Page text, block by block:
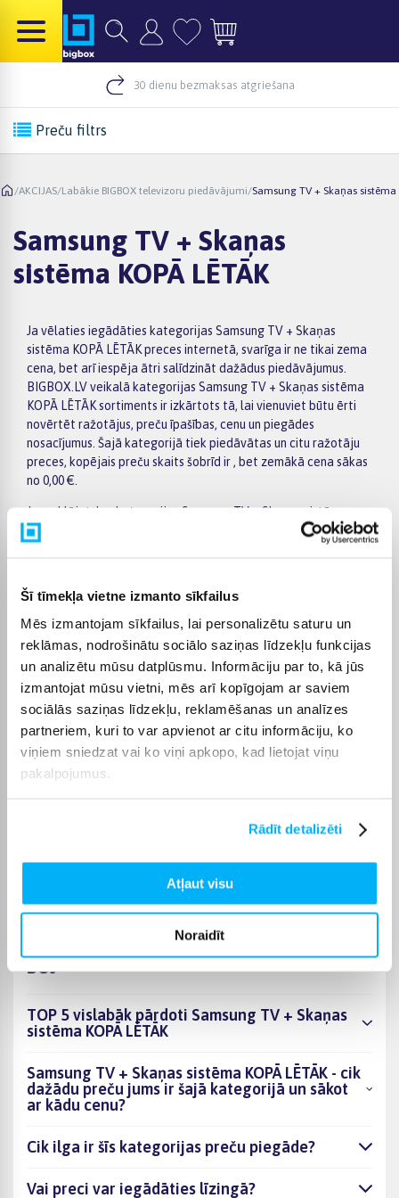
Šī tīmekļa vietne izmanto sīkfailus
Mēs izmantojam sīkfailus, lai personalizētu saturu un
reklāmas, nodrošinātu sociālo saziņas līdzekļu funkcijas
un analizētu mūsu datplūsmu. Informāciju par to, kā jūs
izmantojat mūsu vietni, mēs arī kopīgojam ar saviem
sociālās saziņas līdzekļu, reklamēšanas un analīzes
partneriem, kuri to var apvienot ar citu informāciju, ko
viņiem sniedzat vai ko viņi apkopo, kad lietojat viņu
pakalpojumus.
Rādīt detalizēti
Atļaut visu
Noraidīt
30 dienu bezmaksas atgriešana
Preču filtrs
/AKCIJAS/Labākie BIGBOX televizoru piedāvājumi/Samsung TV + Skaņas sistēma
Samsung TV + Skaņas
sistēma KOPĀ LĒTĀK
Ja vēlaties iegādāties kategorijas Samsung TV + Skaņas
sistēma KOPĀ LĒTĀK preces internetā, svarīga ir ne tikai zema
cena, bet arī iespēja ātri salīdzināt dažādus piedāvājumus.
BIGBOX.LV veikalā kategorijas Samsung TV + Skaņas sistēma
KOPĀ LĒTĀK sortiments ir izkārtots tā, lai vienuviet būtu ērti
novērtēt ražotājus, preču īpašības, cenu un piegādes
nosacījumus. Šajā kategorijā tiek piedāvātas un citu ražotāju
preces, kopējais preču skaits šobrīd ir , bet zemākā cena sākas
no 0,00 €.
Ja meklējat, kur kategorijas Samsung TV + Skaņas sistēma
KOPĀ LĒTĀK preces iegādāties lētāk, ir vērts regulāri apskatīt
īpašos piedāvājumus un preces, kurām tiek piemērota akcija.
vai citiem aktuāliem kritērijiem, tāpēc ātrāk atradīsiet jūsu
vajadzībām atbilstošu variantu. Konkrētās preces lapā
pieejama plašāka informācija par tehniskajiem datiem,
apmaksu, piegādes termiņu un citiem pirkuma nosacījumiem.
BIGBOX.LV piedāvā iespēju par pirkumu norēķināties 6
vienādos maksājumos. Tas ir ērti, ja vēlaties iegādāties preci,
sadalot maksājumu vairākās daļās. Pasūtītās preces tiek
piegādātas visā Latvijā: uz pakomātiem no 2,99 €, bet
pasūtījumiem virs 499 € piegāde uz pakomātu ir bez maksas.
Kurjera piegādes cena sākas no 3,99 €.
TV + Skaņas sistēma KOPĀ LĒTĀK varēsiet saņemt sev ērtā
BUJ
TOP 5 vislabāk pārdoti Samsung TV + Skaņas
sistēma KOPĀ LĒTĀK
Samsung TV + Skaņas sistēma KOPĀ LĒTĀK - cik
dažādu preču jums ir šajā kategorijā un sākot
ar kādu cenu?
Cik ilga ir šīs kategorijas preču piegāde?
Vai preci var iegādāties līzingā?